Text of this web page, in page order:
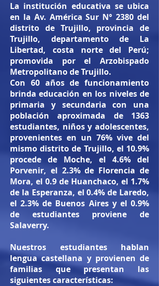
La institución educativa se ubica
en la Av. América Sur N° 2380 del
distrito de Trujillo, provincia de
Trujillo, departamento de La
Libertad, costa norte del Perú;
promovida por el Arzobispado
Metropolitano de Trujillo.
Con 60 años de funcionamiento
brinda educación en los niveles de
primaria y secundaria con una
población aproximada de 1363
estudiantes, niños y adolescentes,
provenientes en un 76% vive del
mismo distrito de Trujillo, el 10.9%
procede de Moche, el 4.6% del
Porvenir, el 2.3% de Florencia de
Mora, el 0.9 de Huanchaco, el 1.7%
de la Esperanza, el 0.4% de Laredo,
el 2.3% de Buenos Aires y el 0.9%
de estudiantes proviene de
Salaverry.
Nuestros estudiantes hablan
lengua castellana y provienen de
familias que presentan las
siguientes características: